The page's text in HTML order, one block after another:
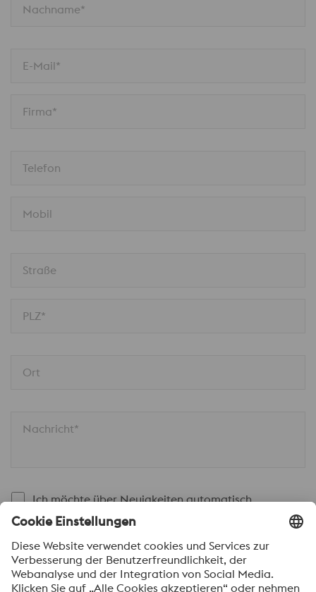
Nachname*
E-Mail*
Firma*
Telefon
Mobil
Straße
PLZ*
Ort
Nachricht*
Ich möchte über Neuigkeiten automatisch
informiert werden.
SENDEN